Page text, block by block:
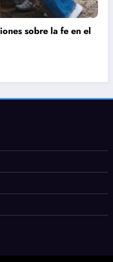
sobre la fe en el